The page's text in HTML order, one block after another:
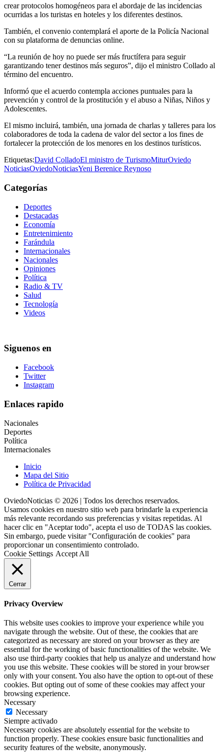
crear protocolos homogéneos para el abordaje de las incidencias
ocurridas a los turistas en hoteles y los diferentes destinos.
También, el convenio contemplará el aporte de la Policía Nacional
con su plataforma de denuncias online.
“La reunión de hoy no puede ser más fructífera para seguir
garantizando tener destinos más seguros”, dijo el ministro Collado al
término del encuentro.
Informó que el acuerdo contempla acciones puntuales para la
prevención y control de la prostitución y el abuso a Niñas, Niños y
Adolescentes.
El mismo incluirá, también, una jornada de charlas y talleres para los
colaboradores de toda la cadena de valor del sector a los fines de
fortalecer la protección de los menores en los destinos turísticos.
Etiquetas:David ColladoEl ministro de TurismoMiturOviedo
NoticiasOviedoNoticiasYeni Berenice Reynoso
Categorías
Deportes
Destacadas
Economía
Entretenimiento
Farándula
Internacionales
Nacionales
Opiniones
Política
Radio & TV
Salud
Tecnología
Videos
Siguenos en
Facebook
Twitter
Instagram
Enlaces rapido
Nacionales
Deportes
Política
Internacionales
Inicio
Mapa del Sitio
Política de Privacidad
OviedoNoticias © 2026 | Todos los derechos reservados.
Usamos cookies en nuestro sitio web para brindarle la experiencia
más relevante recordando sus preferencias y visitas repetidas. Al
hacer clic en "Aceptar todo", acepta el uso de TODAS las cookies.
Sin embargo, puede visitar "Configuración de cookies" para
proporcionar un consentimiento controlado.
Cookie Settings Accept All
Cerrar
Privacy Overview
This website uses cookies to improve your experience while you
navigate through the website. Out of these, the cookies that are
categorized as necessary are stored on your browser as they are
essential for the working of basic functionalities of the website. We
also use third-party cookies that help us analyze and understand how
you use this website. These cookies will be stored in your browser
only with your consent. You also have the option to opt-out of these
cookies. But opting out of some of these cookies may affect your
browsing experience.
Necessary
Necessary
Siempre activado
Necessary cookies are absolutely essential for the website to
function properly. These cookies ensure basic functionalities and
security features of the website, anonymously.